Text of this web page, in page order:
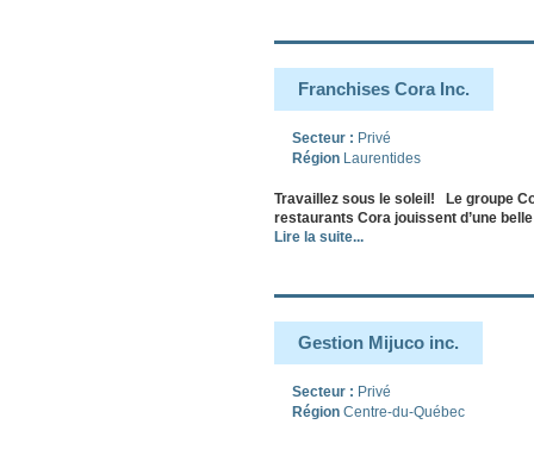
Franchises Cora Inc.
Secteur : Privé
Région Laurentides
Travaillez sous le soleil! Le groupe
restaurants Cora jouissent d’une
Lire la suite...
Gestion Mijuco inc.
Secteur : Privé
Région Centre-du-Québec